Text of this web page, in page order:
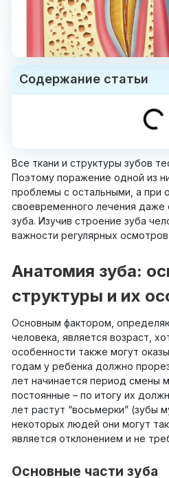
Содержание статьи
Все ткани и структуры зубов
Поэтому поражение одной из
проблемы с остальными, а при
своевременного лечения даже
зуба. Изучив строение зуба
важности регулярных
Анатомия зуба:
структуры и их
Основным фактором,
человека, является возраст,
особенности также могут
годам у ребенка должно
лет начинается период смены
постоянные – по итогу их
лет растут “восьмерки” (зубы
некоторых людей они могут
является отклонением и не
Основные части зуба